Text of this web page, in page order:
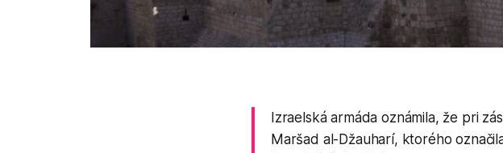
Izraelská armáda oznámila, že pri
Maršad al-Džauharí, ktorého